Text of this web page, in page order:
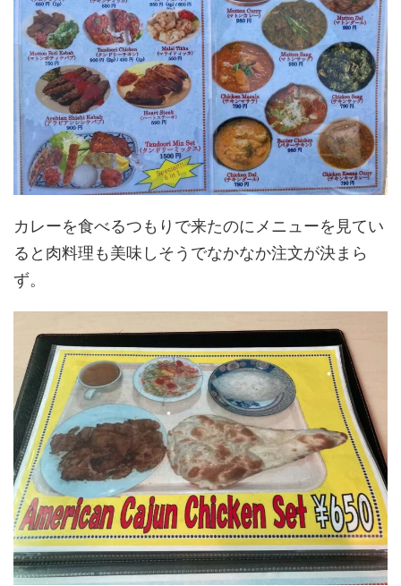
カレーを食べるつもりで来たのにメニューを見てい
ると肉料理も美味しそうでなかなか注文が決まら
ず。